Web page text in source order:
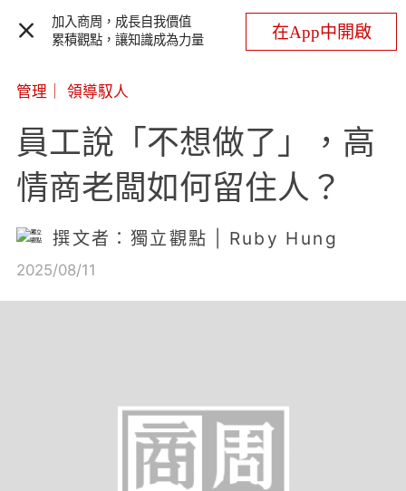
加入商周，成長自我價值
累積觀點，讓知識成為力量
在App中開啟
管理 領導馭人
員工說「不想做了」，高
情商老闆如何留住人？
撰文者：獨立觀點 | Ruby Hung
2025/08/11